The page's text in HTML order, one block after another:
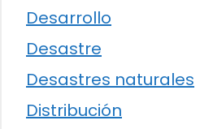
Desarrollo
Desastre
Desastres naturales
Distribución